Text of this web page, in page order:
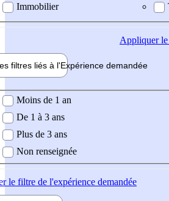
Immobilier
Appliquerle
filtres liés à l'Expérience demandée
demandée
Moins de 1 an
De 1 à 3 ans
Plus de 3 ans
Non renseignée
le filtre de l'expérience demandée